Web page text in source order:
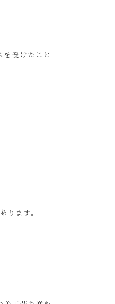
受けたこと
ります。